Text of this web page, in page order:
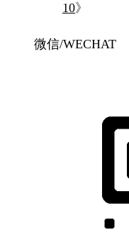
10》
微信/WECHAT